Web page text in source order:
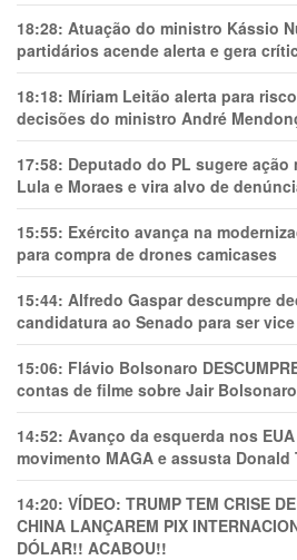
18:28: Atuação do ministro Kássio
partidários acende alerta e gera
18:18: Míriam Leitão alerta para
decisões do ministro André
17:58: Deputado do PL sugere
Lula e Moraes e vira alvo de
15:55: Exército avança na
para compra de drones camicases
15:44: Alfredo Gaspar descumpre
candidatura ao Senado para ser
15:06: Flávio Bolsonaro
contas de filme sobre Jair Bolsonaro
14:52: Avanço da esquerda nos
movimento MAGA e assusta Donald
14:20: VÍDEO: TRUMP TEM CRlSE
CHINA LANÇAREM PIX
DÓLAR!! ACABOU!!